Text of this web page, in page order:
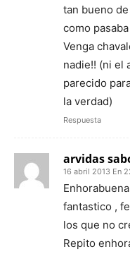
tan bueno
como
Venga
nadie!! (ni el
parecido
la verdad)
Respuesta
arvidas
16 abril 2013 En
fantastico ,
los que no
Repito